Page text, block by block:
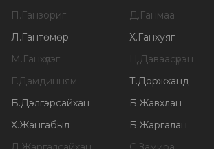
П.Ганзориг Д.Ганмаа
Л.Гантөмөр Х.Ганхуяг
М.Ганхүлэг Ц.Даваасүрэн
Г.Дамдинням Т.Доржханд
Б.Дэлгэрсайхан Б.Жавхлан
Х.Жангабыл Б.Жаргалан